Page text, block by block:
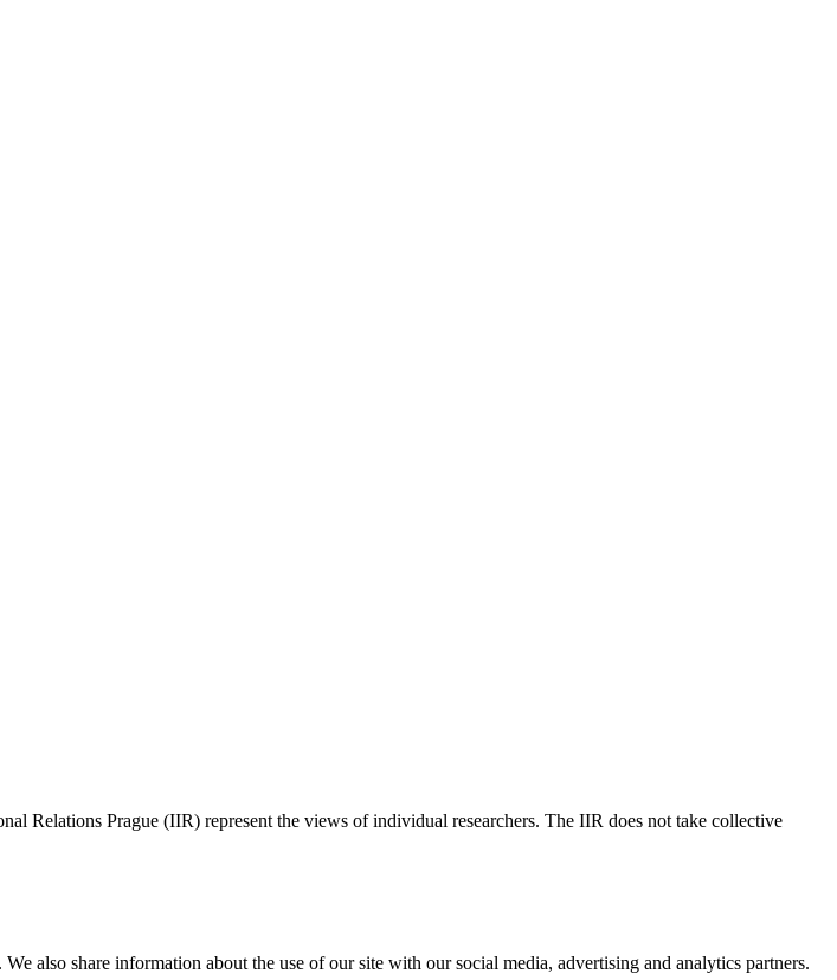
Relations Prague (IIR) represent the views of individual researchers. The IIR does not take collective
also share information about the use of our site with our social media, advertising and analytics partners.